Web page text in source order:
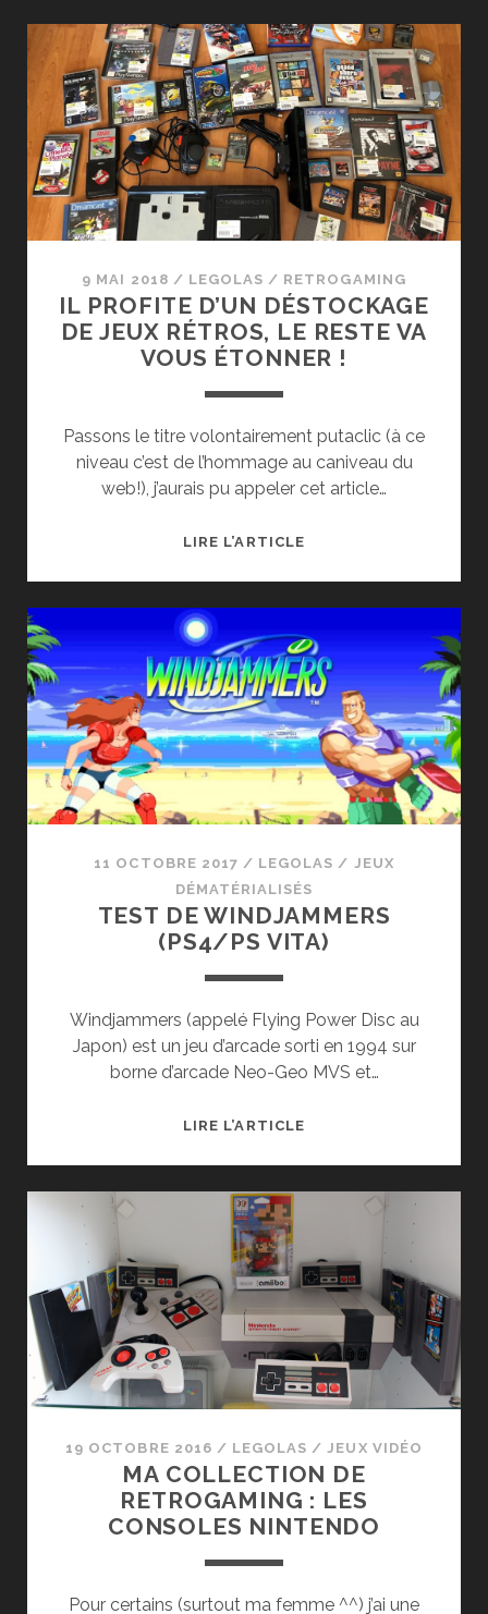
MEGA
DRIVE
CLASSICS
9 MAI 2018 / LEGOLAS / RETROGAMING
IL PROFITE D’UN DÉSTOCKAGE
DE JEUX RÉTROS, LE RESTE VA
VOUS ÉTONNER !
Passons le titre volontairement putaclic (à ce
niveau c’est de l’hommage au caniveau du
web!), j’aurais pu appeler cet article…
LIRE L’ARTICLEIL
DE
JEUX
RÉTROS,
LE
RESTE
VA
VOUS
ÉTONNER
11 OCTOBRE 2017 / LEGOLAS / JEUX
DÉMATÉRIALISÉS
TEST DE WINDJAMMERS
(PS4/PS VITA)
Windjammers (appelé Flying Power Disc au
Japon) est un jeu d’arcade sorti en 1994 sur
borne d’arcade Neo-Geo MVS et…
LIRE L’ARTICLETEST
(PS4/PS
19 OCTOBRE 2016 / LEGOLAS /JEUX VIDÉO
MA COLLECTION DE
RETROGAMING : LES
CONSOLES NINTENDO
Pour certains (surtout ma femme ^^) j’ai une